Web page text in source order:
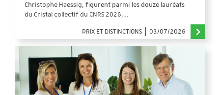
Christophe Haessig, figurent parmi les douze lauréats
du Cristal collectif du CNRS 2026,…
PRIX ET DISTINCTIONS
03/07/2026